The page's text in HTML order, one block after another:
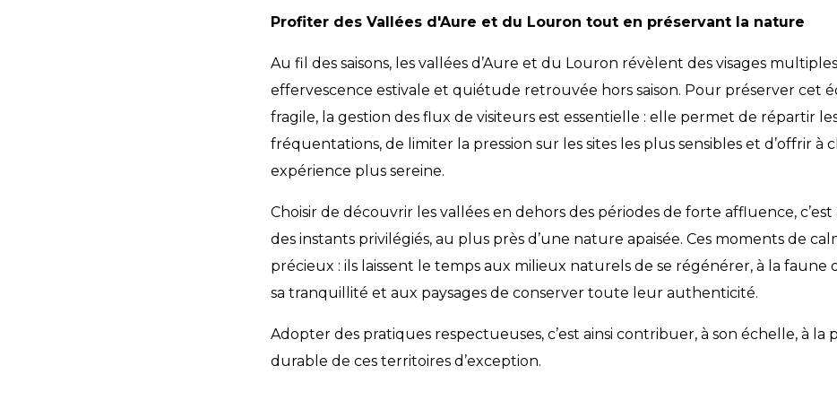
Profiter des Vallées d'Aure et du Louron tout en préservant la nature
Au fil des saisons, les vallées d’Aure et du Louron révèlent des visages
effervescence estivale et quiétude retrouvée hors saison. Pour préserver cet
fragile, la gestion des flux de visiteurs est essentielle : elle permet de répartir
fréquentations, de limiter la pression sur les sites les plus sensibles et d’offrir à
expérience plus sereine.
Choisir de découvrir les vallées en dehors des périodes de forte affluence, c’est
des instants privilégiés, au plus près d’une nature apaisée. Ces moments de
précieux : ils laissent le temps aux milieux naturels de se régénérer, à la
sa tranquillité et aux paysages de conserver toute leur authenticité.
Adopter des pratiques respectueuses, c’est ainsi contribuer, à son échelle, à la
durable de ces territoires d’exception.